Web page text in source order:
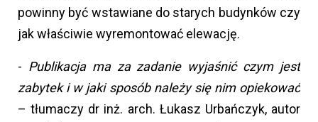
powinny być wstawiane do starych budynków czy
jak właściwie wyremontować elewację.
- Publikacja ma za zadanie wyjaśnić czym jest
zabytek i w jaki sposób należy się nim opiekować
– tłumaczy dr inż. arch. Łukasz Urbańczyk, autor